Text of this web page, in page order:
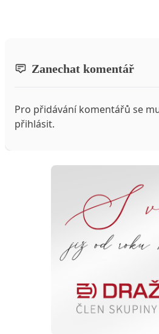
Zanechat komentář
Pro přidávání komentářů se
přihlásit.